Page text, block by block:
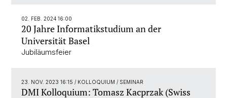
02. FEB. 2024 16:00
20 Jahre Informatikstudium an der
Universität Basel
Jubiläumsfeier
23. NOV. 2023 16:15 / KOLLOQUIUM / SEMINAR
DMI Kolloquium: Tomasz Kacprzak (Swiss